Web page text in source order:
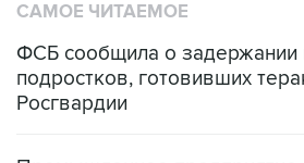
САМОЕ ЧИТАЕМОЕ
ФСБ сообщила о
подростков, готовивших
Росгвардии